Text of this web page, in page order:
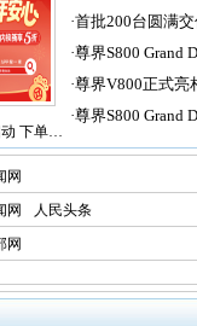
动 下单…
·首批200台圆满
·尊界S800 Grand
·尊界V800正式
·尊界S800 Grand
网
网 人民头条
网